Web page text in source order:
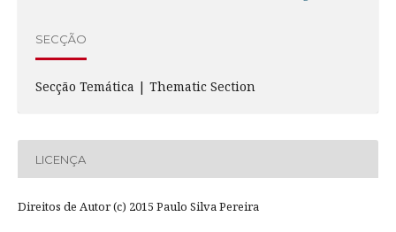
SECÇÃO
Secção Temática | Thematic Section
LICENÇA
Direitos de Autor (c) 2015 Paulo Silva Pereira